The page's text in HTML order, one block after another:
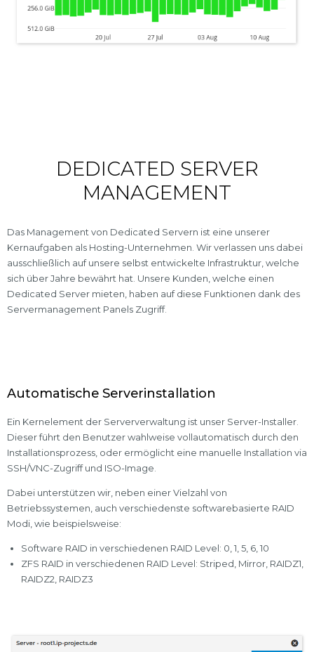
DEDICATED SERVER
MANAGEMENT
Das Management von Dedicated Servern ist eine unserer
Kernaufgaben als Hosting-Unternehmen. Wir verlassen uns dabei
ausschließlich auf unsere selbst entwickelte Infrastruktur, welche
sich über Jahre bewährt hat. Unsere Kunden, welche einen
Dedicated Server mieten, haben auf diese Funktionen dank des
Servermanagement Panels Zugriff.
Automatische Serverinstallation
Ein Kernelement der Serververwaltung ist unser Server-Installer.
Dieser führt den Benutzer wahlweise vollautomatisch durch den
Installationsprozess, oder ermöglicht eine manuelle Installation via
SSH/VNC-Zugriff und ISO-Image.
Dabei unterstützen wir, neben einer Vielzahl von
Betriebssystemen, auch verschiedenste softwarebasierte RAID
Modi, wie beispielsweise:
Software RAID in verschiedenen RAID Level: 0, 1, 5, 6, 10
ZFS RAID in verschiedenen RAID Level: Striped, Mirror, RAIDZ1,
RAIDZ2, RAIDZ3